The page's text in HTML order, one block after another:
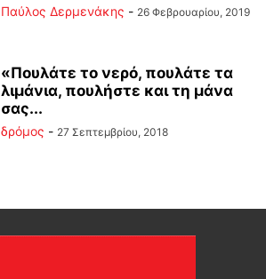
Παύλος Δερμενάκης - 26 Φεβρουαρίου, 2019
«Πουλάτε το νερό, πουλάτε τα
λιμάνια, πουλήστε και τη μάνα
σας...
δρόμος - 27 Σεπτεμβρίου, 2018